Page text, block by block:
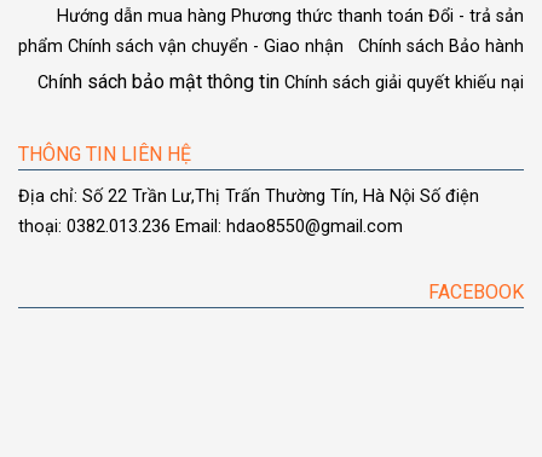
Hướng dẫn mua hàng Phương thức thanh toán Đổi - trả sản
phẩm Chính sách vận chuyển - Giao nhận
Chính sách Bảo hành
Chính sách bảo mật thông tin Chính sách giải quyết khiếu nại
THÔNG TIN LIÊN HỆ
Địa chỉ: Số 22 Trần Lư,Thị Trấn Thường Tín, Hà Nội Số điện
thoại: 0382.013.236 Email: hdao8550@gmail.com
FACEBOOK